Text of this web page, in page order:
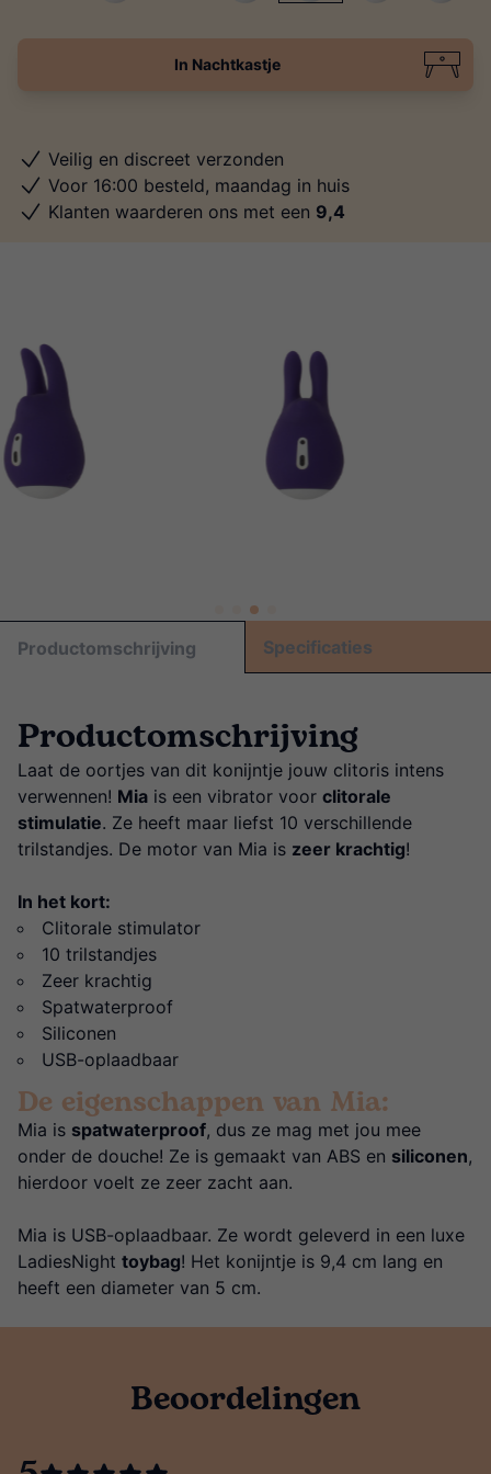
In Nachtkastje
Veilig en discreet verzonden
Voor 16:00 besteld, maandag in huis
Klanten waarderen ons met een 9,4
Productomschrijving Specificaties
Productomschrijving
Laat de oortjes van dit konijntje jouw clitoris intens
verwennen! Mia is een vibrator voor clitorale
stimulatie. Ze heeft maar liefst 10 verschillende
trilstandjes. De motor van Mia is zeer krachtig!
In het kort:
Clitorale stimulator
10 trilstandjes
Zeer krachtig
Spatwaterproof
Siliconen
USB-oplaadbaar
De eigenschappen van Mia:
Mia is spatwaterproof, dus ze mag met jou mee
onder de douche! Ze is gemaakt van ABS en siliconen,
hierdoor voelt ze zeer zacht aan.
Mia is USB-oplaadbaar. Ze wordt geleverd in een luxe
LadiesNight toybag! Het konijntje is 9,4 cm lang en
heeft een diameter van 5 cm.
Beoordelingen